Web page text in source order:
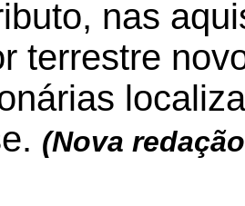
nas
terrestre
(Nova